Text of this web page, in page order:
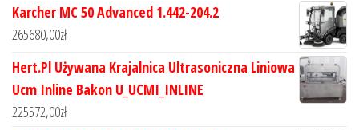
Karcher MC 50 Advanced 1.442-204.2
265680,00zł
Hert.Pl Używana Krajalnica Ultrasoniczna Liniowa
Ucm Inline Bakon U_UCMI_INLINE
225572,00zł